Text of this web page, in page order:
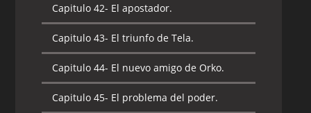
Capitulo 42- El doble filo de la espada.
Capitulo 43- El misterio de Man-E-Faces.
Capitulo 44- La región del hielo.
Capitulo 45- Orko pierde su magia.
Capitulo 42- El apostador.
Capitulo 43- El triunfo de Tela.
Capitulo 44- El nuevo amigo de Orko.
Capitulo 45- El problema del poder.